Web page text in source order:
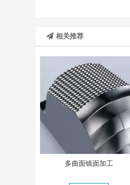
相关推荐
多曲面镜面加工